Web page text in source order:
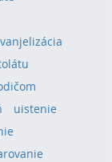
uistenie